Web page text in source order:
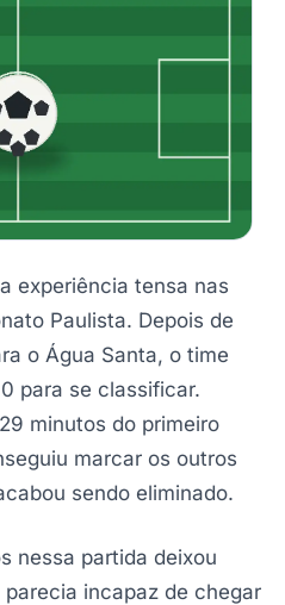
experiência tensa nas
Paulista. Depois de
o Água Santa, o time
para se classificar.
minutos do primeiro
marcar os outros
sendo eliminado.
nessa partida deixou
incapaz de chegar